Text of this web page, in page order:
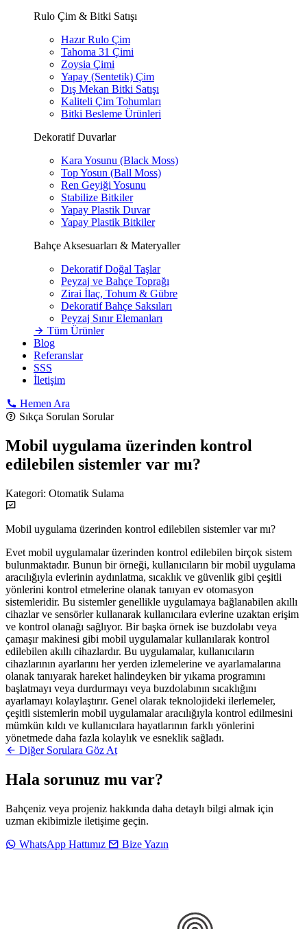
Rulo Çim & Bitki Satışı
Hazır Rulo Çim
Tahoma 31 Çimi
Zoysia Çimi
Yapay (Sentetik) Çim
Dış Mekan Bitki Satışı
Kaliteli Çim Tohumları
Bitki Besleme Ürünleri
Dekoratif Duvarlar
Kara Yosunu (Black Moss)
Top Yosun (Ball Moss)
Ren Geyiği Yosunu
Stabilize Bitkiler
Yapay Plastik Duvar
Yapay Plastik Bitkiler
Bahçe Aksesuarları & Materyaller
Dekoratif Doğal Taşlar
Peyzaj ve Bahçe Toprağı
Zirai İlaç, Tohum & Gübre
Dekoratif Bahçe Saksıları
Peyzaj Sınır Elemanları
Tüm Ürünler
Blog
Referanslar
SSS
İletişim
Hemen Ara
Sıkça Sorulan Sorular
Mobil uygulama üzerinden kontrol
edilebilen sistemler var mı?
Kategori: Otomatik Sulama
Mobil uygulama üzerinden kontrol edilebilen sistemler var mı?
Evet mobil uygulamalar üzerinden kontrol edilebilen birçok sistem
bulunmaktadır. Bunun bir örneği, kullanıcıların bir mobil uygulama
aracılığıyla evlerinin aydınlatma, sıcaklık ve güvenlik gibi çeşitli
yönlerini kontrol etmelerine olanak tanıyan ev otomasyon
sistemleridir. Bu sistemler genellikle uygulamaya bağlanabilen akıllı
cihazlar ve sensörler kullanarak kullanıcılara evlerine uzaktan erişim
ve kontrol olanağı sağlıyor. Bir başka örnek ise buzdolabı veya
çamaşır makinesi gibi mobil uygulamalar kullanılarak kontrol
edilebilen akıllı cihazlardır. Bu uygulamalar, kullanıcıların
cihazlarının ayarlarını her yerden izlemelerine ve ayarlamalarına
olanak tanıyarak hareket halindeyken bir yıkama programını
başlatmayı veya durdurmayı veya buzdolabının sıcaklığını
ayarlamayı kolaylaştırır. Genel olarak teknolojideki ilerlemeler,
çeşitli sistemlerin mobil uygulamalar aracılığıyla kontrol edilmesini
mümkün kıldı ve kullanıcılara hayatlarının farklı yönlerini
yönetmede daha fazla kolaylık ve esneklik sağladı.
Diğer Sorulara Göz At
Hala sorunuz mu var?
Bahçeniz veya projeniz hakkında daha detaylı bilgi almak için
uzman ekibimizle iletişime geçin.
WhatsApp Hattımız
Bize Yazın